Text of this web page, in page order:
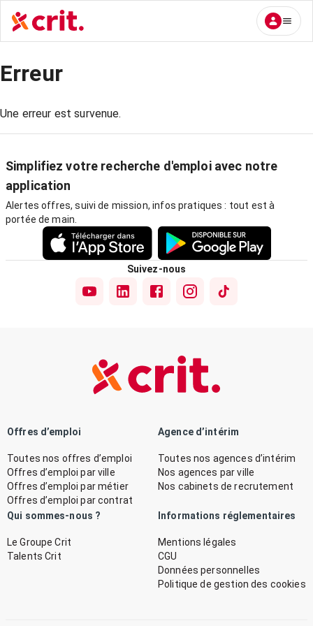
Erreur
Une erreur est survenue.
Simplifiez votre recherche d'emploi avec notre
application
Alertes offres, suivi de mission, infos pratiques : tout est à
portée de main.
Suivez-nous
Offres d’emploi
Toutes nos offres d’emploi
Offres d’emploi par ville
Offres d’emploi par métier
Offres d’emploi par contrat
Agence d’intérim
Toutes nos agences d’intérim
Nos agences par ville
Nos cabinets de recrutement
Qui sommes-nous ?
Le Groupe Crit
Talents Crit
Informations réglementaires
Mentions légales
CGU
Données personnelles
Politique de gestion des cookies